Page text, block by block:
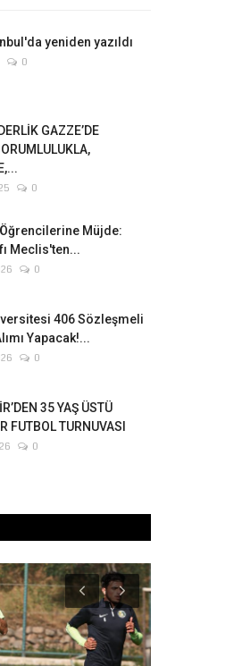
yeniden yazıldı
0
GAZZE’DE
0
Müjde:
Meclis'ten...
0
406 Sözleşmeli
Yapacak!...
0
35 YAŞ ÜSTÜ
FUTBOL TURNUVASI
0